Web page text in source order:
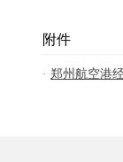
附件
郑州航空港